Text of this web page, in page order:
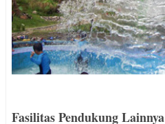
Fasilitas Pendukung